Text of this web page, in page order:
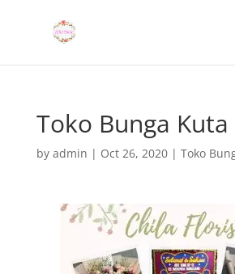
Toko Bunga
by admin | Oct 26, 2020| Toko